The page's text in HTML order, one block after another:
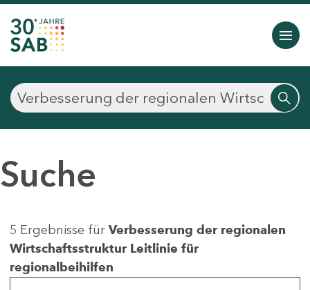
Suche
5 Ergebnisse für Verbesserung der regionalen
Wirtschaftsstruktur Leitlinie für
regionalbeihilfen